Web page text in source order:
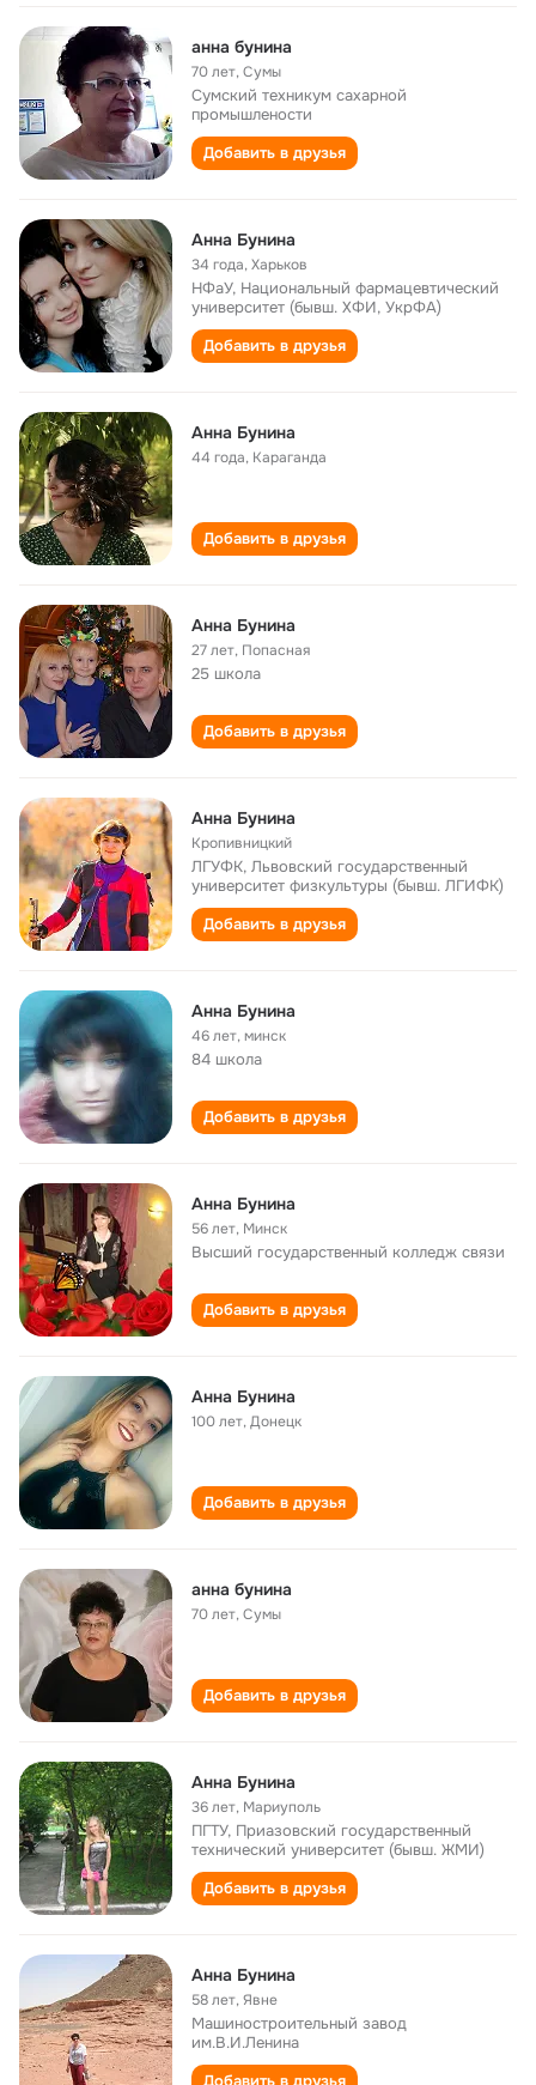
анна бунина
70 лет,Сумы
Сумский техникум сахарной
промышлености
Добавить в друзья
Анна Бунина
34 года,Харьков
НФаУ, Национальный фармацевтический
университет (бывш. ХФИ, УкрФА)
Добавить в друзья
Анна Бунина
44 года, Караганда
Добавить в друзья
Анна Бунина
27 лет, Попасная
25 школа
Добавить в друзья
Анна Бунина
Кропивницкий
ЛГУФК, Львовский государственный
университет физкультуры (бывш. ЛГИФК)
Добавить в друзья
Анна Бунина
46 лет,минск
84 школа
Добавить в друзья
Анна Бунина
56 лет, Минск
Высший государственный колледж связи
Добавить в друзья
Анна Бунина
100 лет,Донецк
Добавить в друзья
анна бунина
70 лет,Сумы
Добавить в друзья
Анна Бунина
36 лет, Мариуполь
ПГТУ, Приазовский государственный
технический университет (бывш. ЖМИ)
Добавить в друзья
Анна Бунина
58 лет,Явне
Машиностроительный завод
им.В.И.Ленина
Добавить в друзья